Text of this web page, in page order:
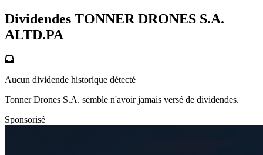
Dividendes TONNER DRONES S.A.
ALTD.PA
Aucun dividende historique détecté
Tonner Drones S.A. semble n'avoir jamais versé de dividendes.
Sponsorisé